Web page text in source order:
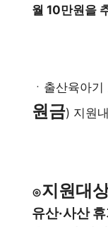
월 10만원을
ㆍ출산육아
원금) 지원
⊙지원대
유산·사산